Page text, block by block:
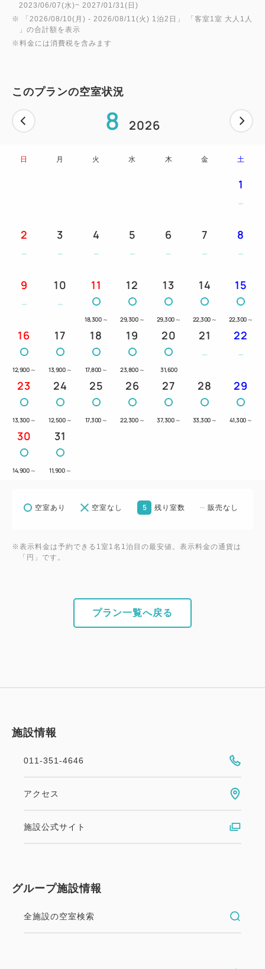
駐車場ご予約は承っておりません。先着順となりま
すのでご了承くだ
さい。
さい。
※駐車料金はお客様負担となります。
れ入りますが、
り以下の金額となります。
宿泊料金が5万円以上：1,000円
2023/06/07(水)~ 2027/01/31(日)
※ 「 2026/08/10(月) - 2026/08/11(火) 1泊2日 」 「客室1室 大人1人
」の合計額を表示
※料金には消費税を含みます
このプランの空室状況
8 2026
日 月 火 水 木 金 土
1
2 3 4 5 6 7 8
9 10 11
18,300 ～
12
29,300 ～
13
29,300 ～
14
22,300 ～
15
22,300 ～
16
12,900 ～
17
13,900 ～
18
17,800 ～
19
23,800 ～
20
31,600
21 22
23
13,300 ～
24
12,500 ～
25
17,300 ～
26
22,300 ～
27
37,300 ～
28
33,300 ～
29
41,300 ～
30
14,900 ～
31
11,900 ～
空室あり 空室なし 5 残り室数 販売なし
※表示料金は予約できる1室1名1泊目の最安値。表示料金の通貨は
「円」です。
プラン一覧へ戻る
施設情報
011-351-4646
アクセス
施設公式サイト
グループ施設情報
全施設の空室検索